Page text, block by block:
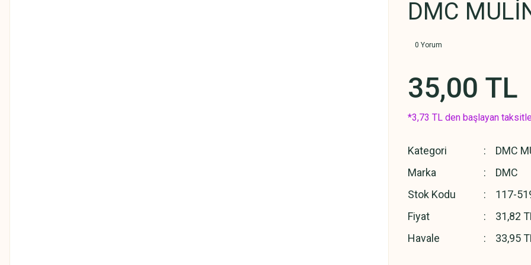
DMC
0 Yorum
35,00 TL
*3,73 TL den başlayan
Kategori
DMC
Marka
DMC
Stok Kodu
117-
Fiyat
31,82
Havale
33,95